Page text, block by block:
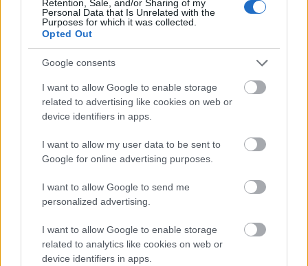
Retention, Sale, and/or Sharing of my
Personal Data that Is Unrelated with the
Purposes for which it was collected.
Opted Out
Google consents
I want to allow Google to enable storage
related to advertising like cookies on web or
device identifiers in apps.
I want to allow my user data to be sent to
Google for online advertising purposes.
I want to allow Google to send me
personalized advertising.
I want to allow Google to enable storage
related to analytics like cookies on web or
device identifiers in apps.
megduplázódott, most már 2 milliárd dollár. A
Massachusetts állambeli Formlabs a 3D nyomtatás
egyik élharcosa,…